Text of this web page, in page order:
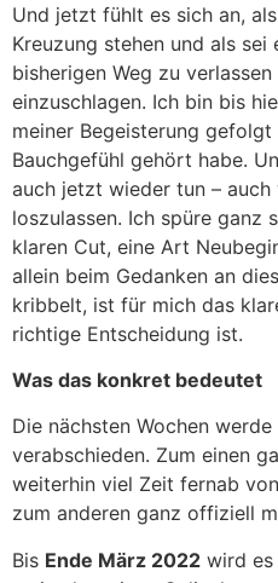
Und jetzt fühlt es sich an,
Kreuzung stehen und als sei
bisherigen Weg zu
einzuschlagen. Ich bin bis
meiner Begeisterung
Bauchgefühl gehört habe.
auch jetzt wieder tun –
loszulassen. Ich spüre ganz
klaren Cut, eine Art
allein beim Gedanken an
kribbelt, ist für mich das
richtige Entscheidung ist.
Was das konkret bedeutet
Die nächsten Wochen
verabschieden. Zum einen
weiterhin viel Zeit fernab
zum anderen ganz offiziell
Bis Ende März 2022 wird es